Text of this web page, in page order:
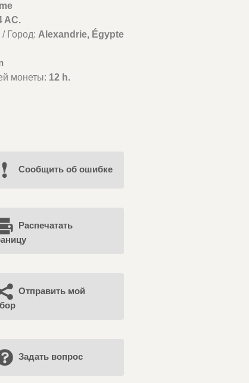
AC.
Город: Alexandrie, Égypte
монеты: 12 h.
Cообщить об ошибке
Распечатать
Отправить мой
Задать вопрос